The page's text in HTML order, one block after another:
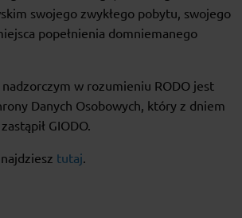
swojego zwykłego pobytu, swojego
popełnienia domniemanego
w rozumieniu RODO jest
Danych Osobowych, który z dniem
GIODO.
tutaj.